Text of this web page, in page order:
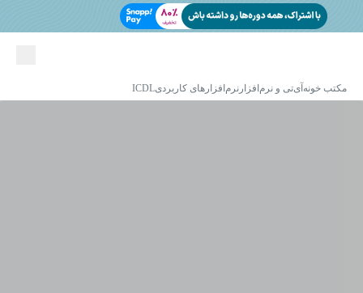
مکتب خونه آی‌تی و نرم‌افزار نرم‌افزارهای کاربردیICDL